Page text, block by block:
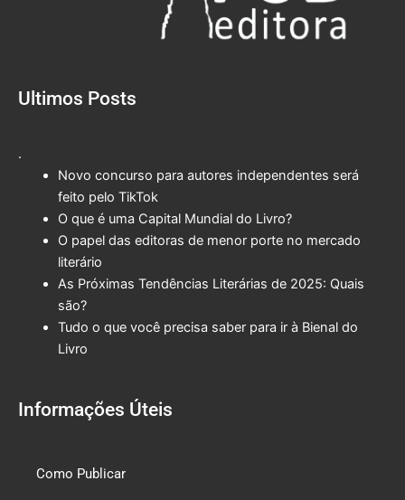
Ultimos Posts
.
Novo concurso para autores independentes será
feito pelo TikTok
O que é uma Capital Mundial do Livro?
O papel das editoras de menor porte no mercado
literário
As Próximas Tendências Literárias de 2025: Quais
são?
Tudo o que você precisa saber para ir à Bienal do
Livro
Informações Úteis
Como Publicar